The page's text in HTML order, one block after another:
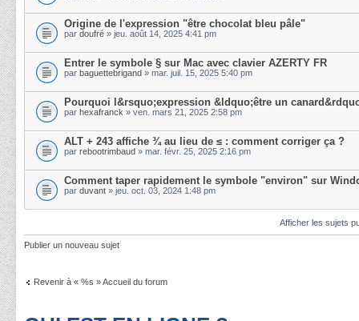
Origine de l'expression "être chocolat bleu pâle"
par doufré » jeu. août 14, 2025 4:41 pm
Entrer le symbole § sur Mac avec clavier AZERTY FR
par baguettebrigand » mar. juil. 15, 2025 5:40 pm
Pourquoi l&rsquo;expression &ldquo;être un
par hexafranck » ven. mars 21, 2025 2:58 pm
ALT + 243 affiche ¾ au lieu de ≤ : comment corriger ça ?
par rebootrimbaud » mar. févr. 25, 2025 2:16 pm
Comment taper rapidement le symbole "environ" sur
par duvant » jeu. oct. 03, 2024 1:48 pm
Afficher les sujets
Publier un nouveau sujet
Revenir à « %s » Accueil du forum